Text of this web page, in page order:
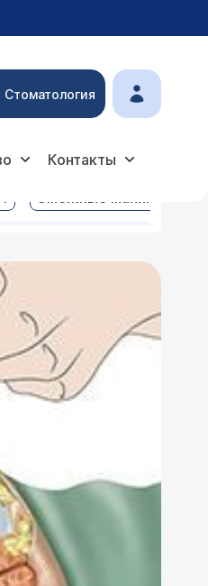
Стоматология
Контакты
Смежные манипуляции